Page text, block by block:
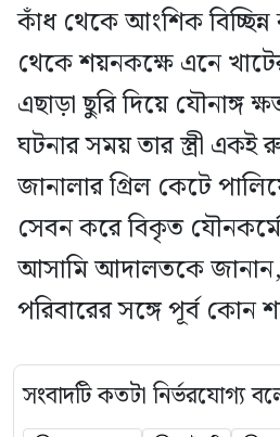
কাঁধ থেকে আংশিক
থেকে শয়নকক্ষে এনে
এছাড়া ছুরি দিয়ে যৌনাঙ্গ
ঘটনার সময় তার স্ত্রী
জানালার গ্রিল কেটে
সেবন করে বিকৃত
আসামি আদালতকে
পরিবারের সঙ্গে পূর্ব কোন
সংবাদটি কতটা নির্ভরযোগ্য